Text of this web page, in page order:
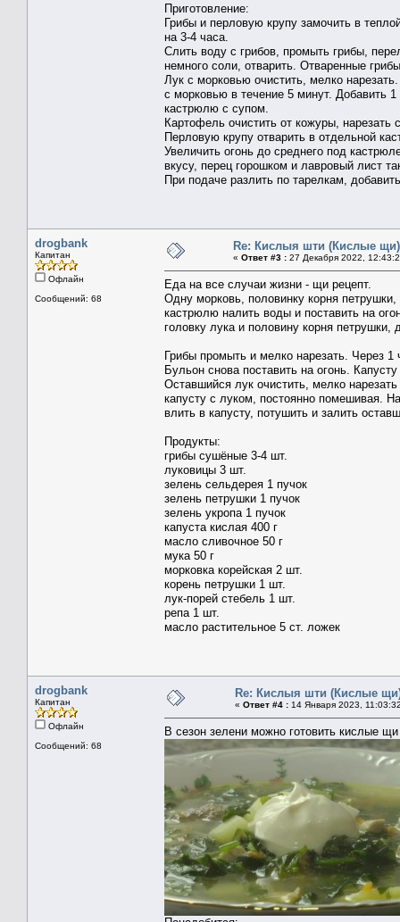
Приготовление:
Грибы и перловую крупу замочить в
на 3-4 часа.
Слить воду с грибов, промыть грибы,
немного соли, отварить. Отваренные
Лук с морковью очистить, мелко
с морковью в течение 5 минут. Добавить
кастрюлю с супом.
Картофель очистить от кожуры, нарезать
Перловую крупу отварить в отдельной
Увеличить огонь до среднего под
вкусу, перец горошком и лавровый лист
При подаче разлить по тарелкам,
drogbank
Капитан
Офлайн
Сообщений: 68
Re: Кислыя шти (Кислые щи)
« Ответ #3 : 27 Декабря 2022,
Еда на все случаи жизни - щи рецепт.
Одну морковь, половинку корня
кастрюлю налить воды и поставить на
головку лука и половину корня
Грибы промыть и мелко нарезать. Через
Бульон снова поставить на огонь.
Оставшийся лук очистить, мелко
капусту с луком, постоянно помешивая.
влить в капусту, потушить и залить
Продукты:
грибы сушёные 3-4 шт.
луковицы 3 шт.
зелень сельдерея 1 пучок
зелень петрушки 1 пучок
зелень укропа 1 пучок
капуста кислая 400 г
масло сливочное 50 г
мука 50 г
морковка корейская 2 шт.
корень петрушки 1 шт.
лук-порей стебель 1 шт.
репа 1 шт.
масло растительное 5 ст. ложек
drogbank
Капитан
Офлайн
Сообщений: 68
Re: Кислыя шти (Кислые
« Ответ #4 : 14 Января 2023,
В сезон зелени можно готовить кислые щи